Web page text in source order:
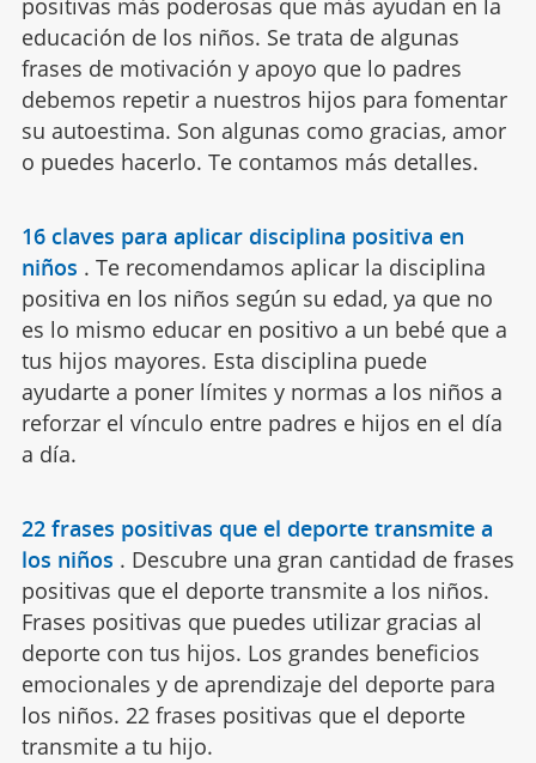
positivas más poderosas que más ayudan en la
educación de los niños. Se trata de algunas
frases de motivación y apoyo que lo padres
debemos repetir a nuestros hijos para fomentar
su autoestima. Son algunas como gracias, amor
o puedes hacerlo. Te contamos más detalles.
16 claves para aplicar disciplina positiva en
niños . Te recomendamos aplicar la disciplina
positiva en los niños según su edad, ya que no
es lo mismo educar en positivo a un bebé que a
tus hijos mayores. Esta disciplina puede
ayudarte a poner límites y normas a los niños a
reforzar el vínculo entre padres e hijos en el día
a día.
22 frases positivas que el deporte transmite a
los niños . Descubre una gran cantidad de frases
positivas que el deporte transmite a los niños.
Frases positivas que puedes utilizar gracias al
deporte con tus hijos. Los grandes beneficios
emocionales y de aprendizaje del deporte para
los niños. 22 frases positivas que el deporte
transmite a tu hijo.